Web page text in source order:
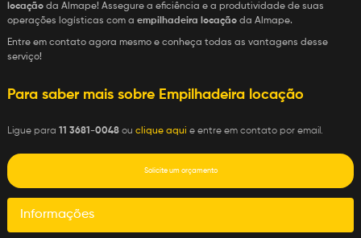
locação da Almape! Assegure a eficiência e a produtividade de suas
operações logísticas com a empilhadeira locação da Almape.
Entre em contato agora mesmo e conheça todas as vantagens desse
serviço!
Para saber mais sobre Empilhadeira locação
Ligue para 11 3681-0048 ou clique aqui e entre em contato por email.
Solicite um orçamento
Informações